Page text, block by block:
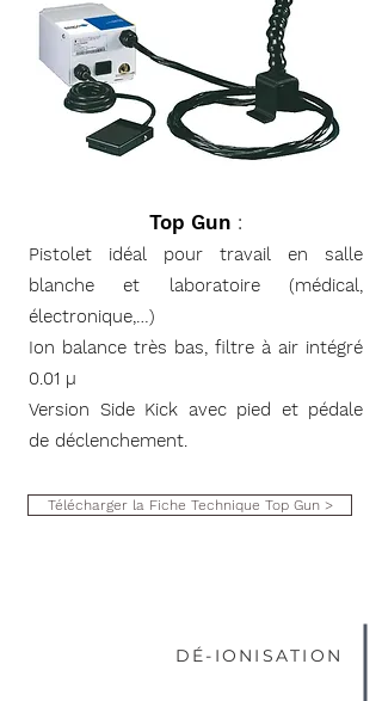
Télécharger la Fiche Technique Top Gun >
Top Gun :
Pistolet idéal pour travail en salle
blanche et laboratoire (médical,
électronique,…)
Ion balance très bas, filtre à air intégré
0.01 µ
Version Side Kick avec pied et pédale
de déclenchement.
DÉ-IONISATION